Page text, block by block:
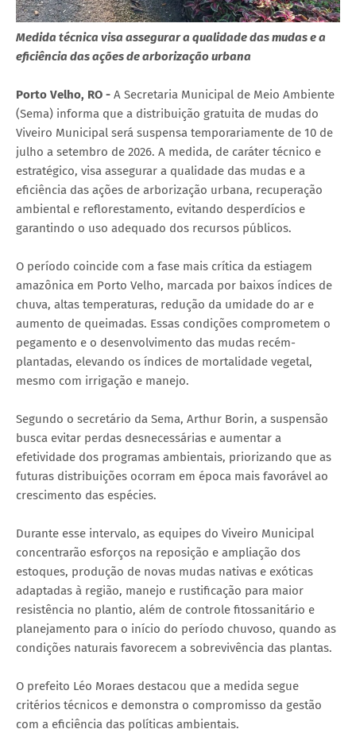
Medida técnica visa assegurar a qualidade das mudas e a
eficiência das ações de arborização urbana
Porto Velho, RO - A Secretaria Municipal de Meio Ambiente
(Sema) informa que a distribuição gratuita de mudas do
Viveiro Municipal será suspensa temporariamente de 10 de
julho a setembro de 2026. A medida, de caráter técnico e
estratégico, visa assegurar a qualidade das mudas e a
eficiência das ações de arborização urbana, recuperação
ambiental e reflorestamento, evitando desperdícios e
garantindo o uso adequado dos recursos públicos.
O período coincide com a fase mais crítica da estiagem
amazônica em Porto Velho, marcada por baixos índices de
chuva, altas temperaturas, redução da umidade do ar e
aumento de queimadas. Essas condições comprometem o
pegamento e o desenvolvimento das mudas recém-
plantadas, elevando os índices de mortalidade vegetal,
mesmo com irrigação e manejo.
Segundo o secretário da Sema, Arthur Borin, a suspensão
busca evitar perdas desnecessárias e aumentar a
efetividade dos programas ambientais, priorizando que as
futuras distribuições ocorram em época mais favorável ao
crescimento das espécies.
Durante esse intervalo, as equipes do Viveiro Municipal
concentrarão esforços na reposição e ampliação dos
estoques, produção de novas mudas nativas e exóticas
adaptadas à região, manejo e rustificação para maior
resistência no plantio, além de controle fitossanitário e
planejamento para o início do período chuvoso, quando as
condições naturais favorecem a sobrevivência das plantas.
O prefeito Léo Moraes destacou que a medida segue
critérios técnicos e demonstra o compromisso da gestão
com a eficiência das políticas ambientais.